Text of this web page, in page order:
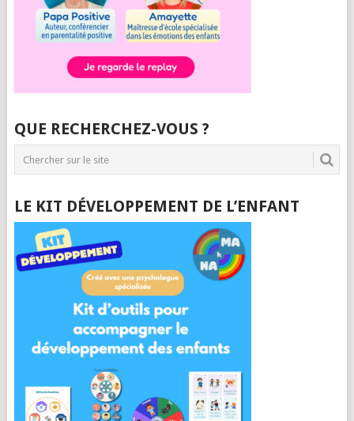
QUE RECHERCHEZ-VOUS ?
LE KIT DÉVELOPPEMENT DE L’ENFANT